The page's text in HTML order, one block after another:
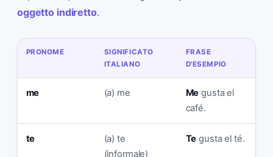
oggetto indiretto.
PRONOME
SIGNIFICATO
ITALIANO
FRASE
D'ESEMPIO
me (a) me Me gusta el
café.
te
(a) te
(informale)
Te gusta el té.